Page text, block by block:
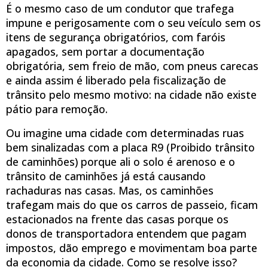
É o mesmo caso de um condutor que trafega
impune e perigosamente com o seu veículo sem os
itens de segurança obrigatórios, com faróis
apagados, sem portar a documentação
obrigatória, sem freio de mão, com pneus carecas
e ainda assim é liberado pela fiscalização de
trânsito pelo mesmo motivo: na cidade não existe
pátio para remoção.
Ou imagine uma cidade com determinadas ruas
bem sinalizadas com a placa R9 (Proibido trânsito
de caminhões) porque ali o solo é arenoso e o
trânsito de caminhões já está causando
rachaduras nas casas. Mas, os caminhões
trafegam mais do que os carros de passeio, ficam
estacionados na frente das casas porque os
donos de transportadora entendem que pagam
impostos, dão emprego e movimentam boa parte
da economia da cidade. Como se resolve isso?